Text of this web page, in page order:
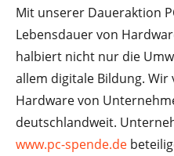
Mit unserer Daueraktion
Lebensdauer von
halbiert nicht nur die
allem digitale Bildung.
Hardware von
deutschlandweit.
www.pc-spende.de